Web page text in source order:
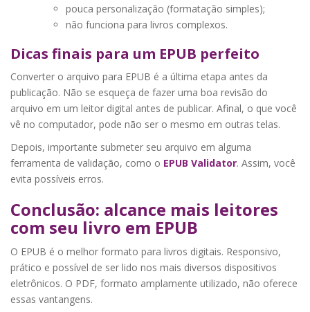
pouca personalização (formatação simples);
não funciona para livros complexos.
Dicas finais para um EPUB perfeito
Converter o arquivo para EPUB é a última etapa antes da
publicação. Não se esqueça de fazer uma boa revisão do
arquivo em um leitor digital antes de publicar. Afinal, o que você
vê no computador, pode não ser o mesmo em outras telas.
Depois, importante submeter seu arquivo em alguma
ferramenta de validação, como o EPUB Validator. Assim, você
evita possíveis erros.
Conclusão: alcance mais leitores
com seu livro em EPUB
O EPUB é o melhor formato para livros digitais. Responsivo,
prático e possível de ser lido nos mais diversos dispositivos
eletrônicos. O PDF, formato amplamente utilizado, não oferece
essas vantangens.